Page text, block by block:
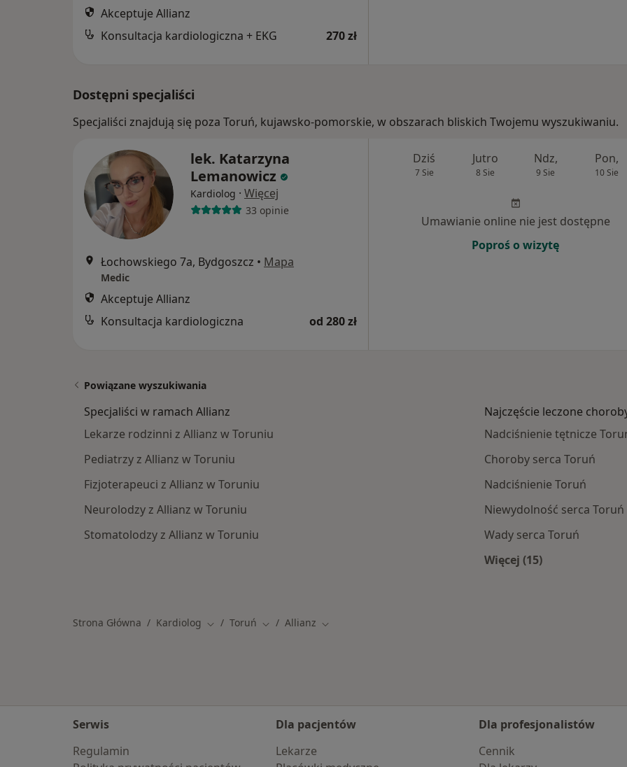
Akceptuje Allianz
Konsultacja kardiologiczna + EKG
270 zł
Dostępni specjaliści
Specjaliści znajdują się poza Toruń, kujawsko-pomorskie, w obszarach bliskich Twojemu wyszukiwaniu.
lek. Katarzyna
Lemanowicz
Kardiolog · Więcej
33 opinie
Łochowskiego 7a, Bydgoszcz • Mapa
Medic
Akceptuje Allianz
Konsultacja kardiologiczna
od 280 zł
Dziś
7 Sie
Jutro
8 Sie
Ndz,
9 Sie
Pon,
10 Sie
Umawianie online nie jest dostępne
Poproś o wizytę
Powiązane wyszukiwania
Specjaliści w ramach Allianz
Lekarze rodzinni z Allianz w Toruniu
Pediatrzy z Allianz w Toruniu
Fizjoterapeuci z Allianz w Toruniu
Neurolodzy z Allianz w Toruniu
Stomatolodzy z Allianz w Toruniu
Najczęście leczone
Nadciśnienie tętnicze
Choroby serca Toruń
Nadciśnienie Toruń
Niewydolność serca Toruń
Wady serca Toruń
Więcej (15)
Strona Główna Kardiolog Zmień miasto
Toruń Zmień miasto
Allianz Zmień miasto
Serwis
Regulamin
Dla pacjentów
Lekarze
Dla profesjonalistów
Cennik